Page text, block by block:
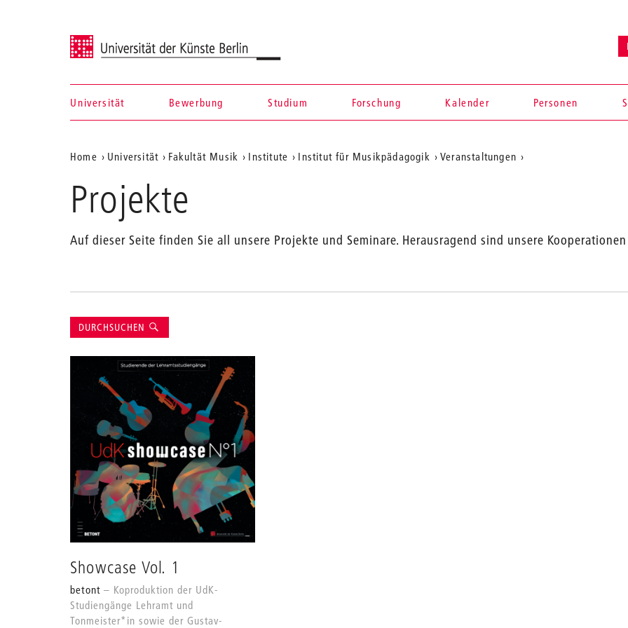
Universität der Künste Berlin
Navigation &
Suche
Universität Bewerbung Studium Forschung Kalender Personen
Aktuelle
Position
auf
Webseite
Home Universität Fakultät Musik Institute Institut für Musikpädagogik Veranstaltungen
Projekte
Auf dieser Seite finden Sie all unsere Projekte und Seminare. Herausragend sind unsere
Suche
DURCHSUCHEN
Showcase Vol. 1
betont
Koproduktion der UdK-
Studiengänge Lehramt und
Tonmeister*in sowie der Gustav-